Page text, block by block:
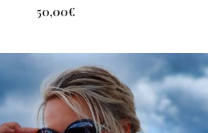
50,00€